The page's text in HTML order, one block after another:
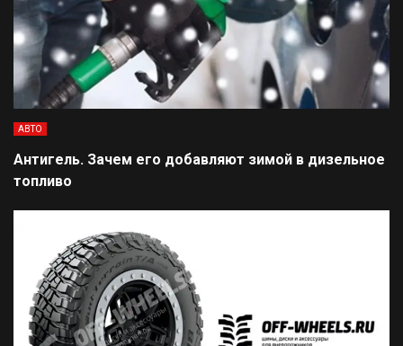
АВТО
Антигель. Зачем его добавляют зимой в дизельное
топливо